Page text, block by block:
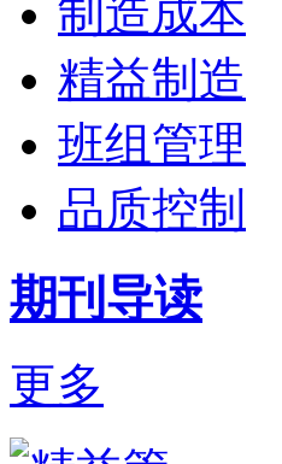
制造成本
精益制造
班组管理
品质控制
期刊导读
更多